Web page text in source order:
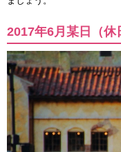
2017年6月某日（休